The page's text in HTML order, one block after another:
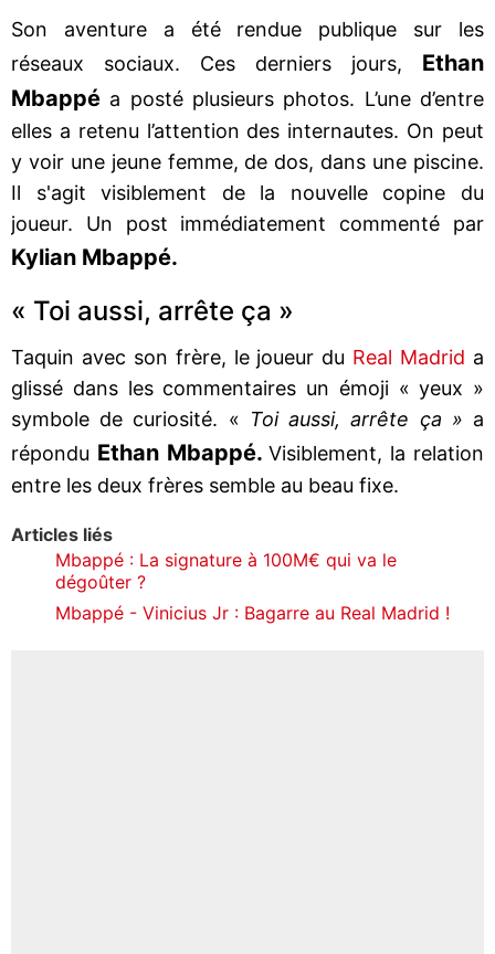
Son aventure a été rendue publique sur les
réseaux sociaux. Ces derniers jours, Ethan
Mbappé a posté plusieurs photos. L’une d’entre
elles a retenu l’attention des internautes. On peut
y voir une jeune femme, de dos, dans une piscine.
Il s'agit visiblement de la nouvelle copine du
joueur. Un post immédiatement commenté par
Kylian Mbappé.
« Toi aussi, arrête ça »
Taquin avec son frère, le joueur du Real Madrid a
glissé dans les commentaires un émoji « yeux »
symbole de curiosité. « Toi aussi, arrête ça » a
répondu Ethan Mbappé.Visiblement, la relation
entre les deux frères semble au beau fixe.
Articles liés
Mbappé : La signature à 100M€ qui va le
dégoûter ?
Mbappé - Vinicius Jr : Bagarre au Real Madrid !